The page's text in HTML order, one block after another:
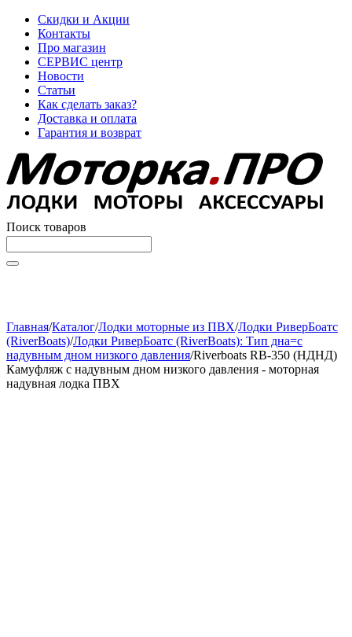
Скидки и Акции
Контакты
Про магазин
СЕРВИС центр
Новости
Статьи
Как сделать заказ?
Доставка и оплата
Гарантия и возврат
Поиск товаров
Главная/Каталог/Лодки моторные из ПВХ/Лодки РиверБоатс
(RiverBoats)/Лодки РиверБоатс (RiverBoats): Тип дна=с
надувным дном низкого давления/Riverboats RB-350 (НДНД)
Камуфляж с надувным дном низкого давления - моторная
надувная лодка ПВХ